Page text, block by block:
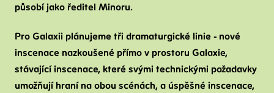
působí jako ředitel Minoru.
Pro Galaxii plánujeme tři dramaturgické linie - nové
inscenace nazkoušené přímo v prostoru Galaxie,
stávající inscenace, které svými technickými požadavky
umožňují hraní na obou scénách, a úspěšné inscenace,